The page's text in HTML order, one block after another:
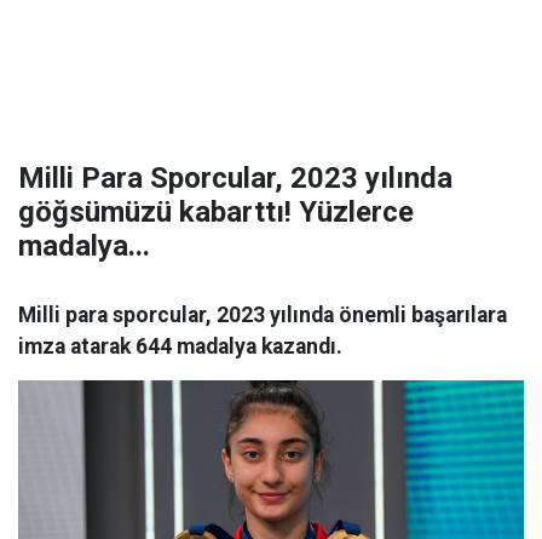
Milli Para Sporcular, 2023 yılında
göğsümüzü kabarttı! Yüzlerce
madalya...
Milli para sporcular, 2023 yılında önemli başarılara
imza atarak 644 madalya kazandı.